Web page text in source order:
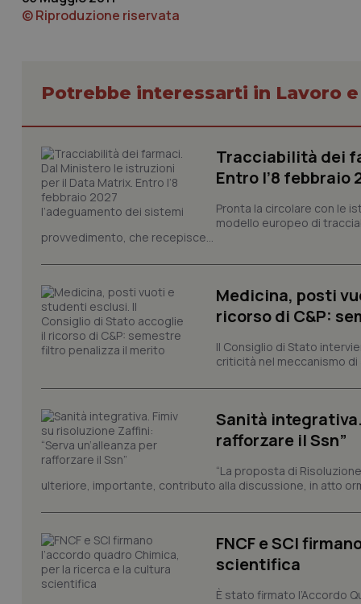
© Riproduzione riservata
Potrebbe interessarti in Lavoro
Tracciabilità dei
Entro l’8 febbraio
Pronta la circolare con le
modello europeo di
provvedimento, che recepisce...
Medicina, posti
ricorso di C&P:
Il Consiglio di Stato
criticità nel meccanismo di
Sanità
rafforzare il Ssn”
“La proposta di
ulteriore, importante, contributo alla discussione, in atto
FNCF e SCI
scientifica
È stato firmato l’Accordo
e l'accesso alle aree
Nome
tracking-sites-
_ga